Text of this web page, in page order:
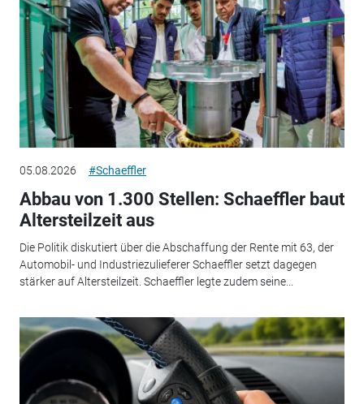
05.08.2026 #Schaeffler
Abbau von 1.300 Stellen: Schaeffler baut
Altersteilzeit aus
Die Politik diskutiert über die Abschaffung der Rente mit 63, der
Automobil- und Industriezulieferer Schaeffler setzt dagegen
stärker auf Altersteilzeit. Schaeffler legte zudem seine...